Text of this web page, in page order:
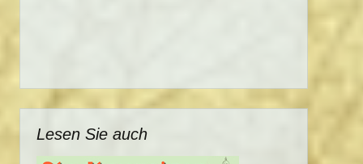
Lesen Sie auch